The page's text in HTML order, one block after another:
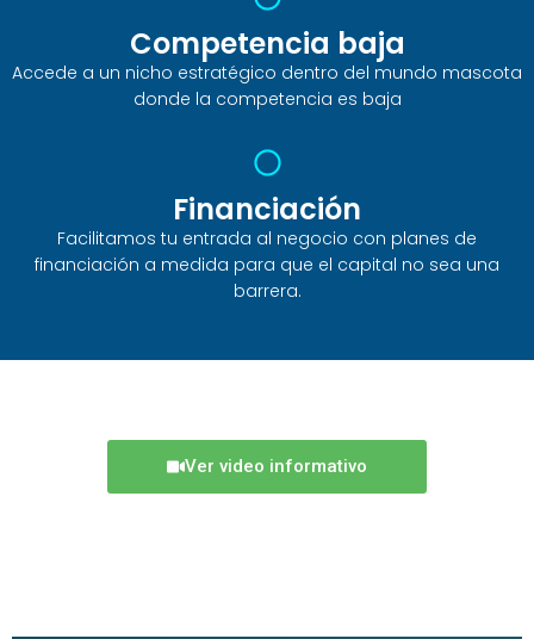
Competencia baja
Accede a un nicho estratégico dentro del mundo mascota
donde la competencia es baja
Financiación
Facilitamos tu entrada al negocio con planes de
financiación a medida para que el capital no sea una
barrera.
Ver video informativo